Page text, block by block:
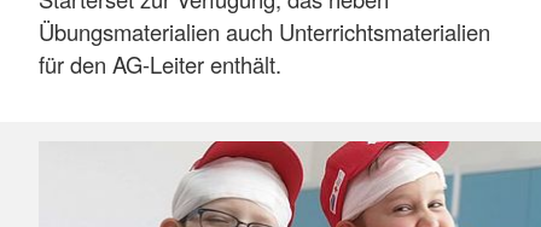
Übungsmaterialien auch Unterrichtsmaterialien
für den AG-Leiter enthält.